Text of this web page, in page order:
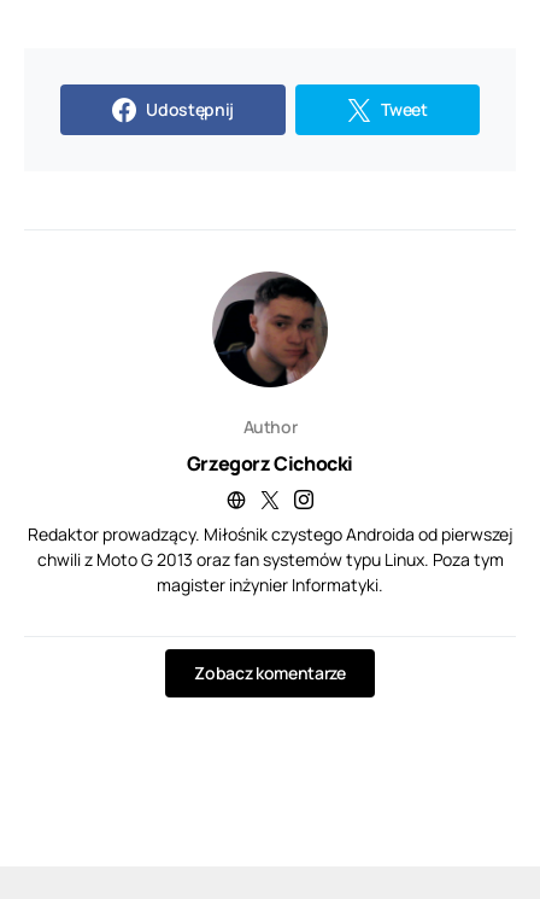
Udostępnij Tweet
Author
Grzegorz Cichocki
Redaktor prowadzący. Miłośnik czystego Androida od pierwszej
chwili z Moto G 2013 oraz fan systemów typu Linux. Poza tym
magister inżynier Informatyki.
Zobacz komentarze